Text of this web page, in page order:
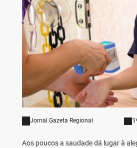
Jornal Gazeta Regional
Aos poucos a saudade dá lugar à